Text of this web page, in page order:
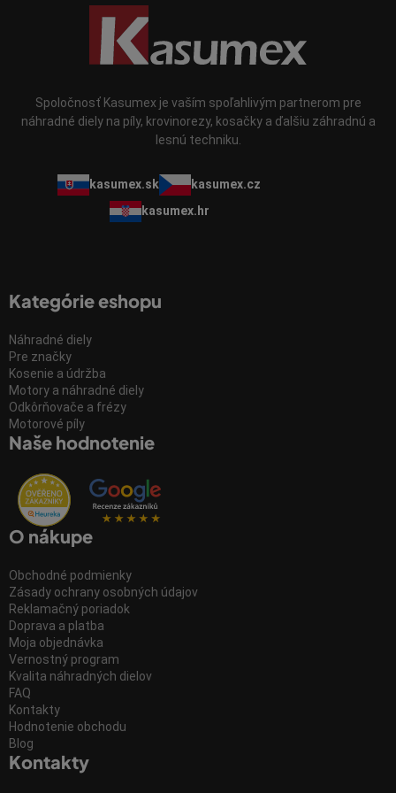
Spoločnosť Kasumex je vaším spoľahlivým partnerom pre
náhradné diely na píly, krovinorezy, kosačky a ďalšiu záhradnú a
lesnú techniku.
kasumex.sk
kasumex.cz
kasumex.hr
Kategórie eshopu
Náhradné diely
Pre značky
Kosenie a údržba
Motory a náhradné diely
Odkôrňovače a frézy
Motorové píly
Naše hodnotenie
O nákupe
Obchodné podmienky
Zásady ochrany osobných údajov
Reklamačný poriadok
Doprava a platba
Moja objednávka
Vernostný program
Kvalita náhradných dielov
FAQ
Kontakty
Hodnotenie obchodu
Blog
Kontakty